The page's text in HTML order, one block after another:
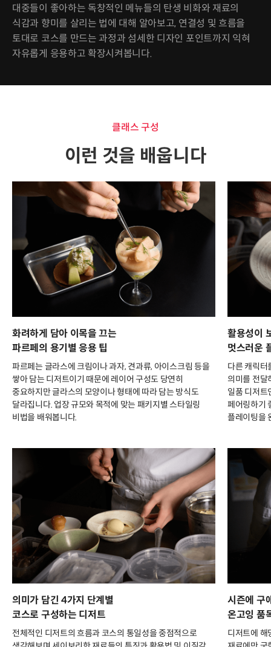
대중들이 좋아하는 독창적인 메뉴들의 탄생 비화와 재료의
식감과 향미를 살리는 법에 대해 알아보고, 연결성 및 흐름을
토대로 코스를 만드는 과정과 섬세한 디자인 포인트까지 익혀
자유롭게 응용하고 확장시켜봅니다.
클래스 구성
이런 것을 배웁니다
화려하게 담아 이목을 끄는
파르페의 용기별 응용 팁
파르페는 글라스에 크림이나 과자, 견과류, 아이스크림 등을
쌓아 담는 디저트이기 때문에 레이어 구성도 당연히
중요하지만 글라스의 모양이나 형태에 따라 담는 방식도
달라집니다. 업장 규모와 목적에 맞는 패키지별 스타일링
비법을 배워봅니다.
활용성이
멋스러운
다른 캐릭터
의미를 전달
일품 디저트
페어링하기
플레이팅을
의미가 담긴 4가지 단계별
코스로 구성하는 디저트
전체적인 디저트의 흐름과 코스의 통일성을 중점적으로
시즌에 구
온고잉 품
디저트에 해